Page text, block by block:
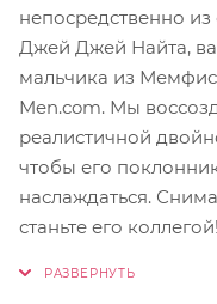
непосредственно из
Джей Джей Найта,
мальчика из
Men.com. Мы
реалистичной
чтобы его
наслаждаться.
станьте его коллегой!